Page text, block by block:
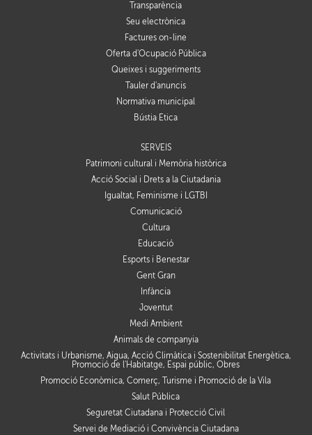
Transparència
Seu electrònica
Factures on-line
Oferta d'Ocupació Pública
Queixes i suggeriments
Tauler d'anuncis
Normativa municipal
Bústia Ètica
SERVEIS
Patrimoni cultural i Memòria històrica
Acció Social i Drets a la Ciutadania
Igualtat, Feminisme i LGTBI
Comunicació
Cultura
Educació
Esports i Benestar
Gent Gran
Infància
Joventut
Medi Ambient
Animals de companyia
Activitats i Urbanisme, Aigua, Acció Climàtica i Sostenibilitat Energètica,
Promoció de l'Habitatge, Espai públic, Obres
Promoció Econòmica, Comerç, Turisme i Promoció de la Vila
Salut Pública
Seguretat Ciutadana i Protecció Civil
Servei de Mediació i Convivència Ciutadana